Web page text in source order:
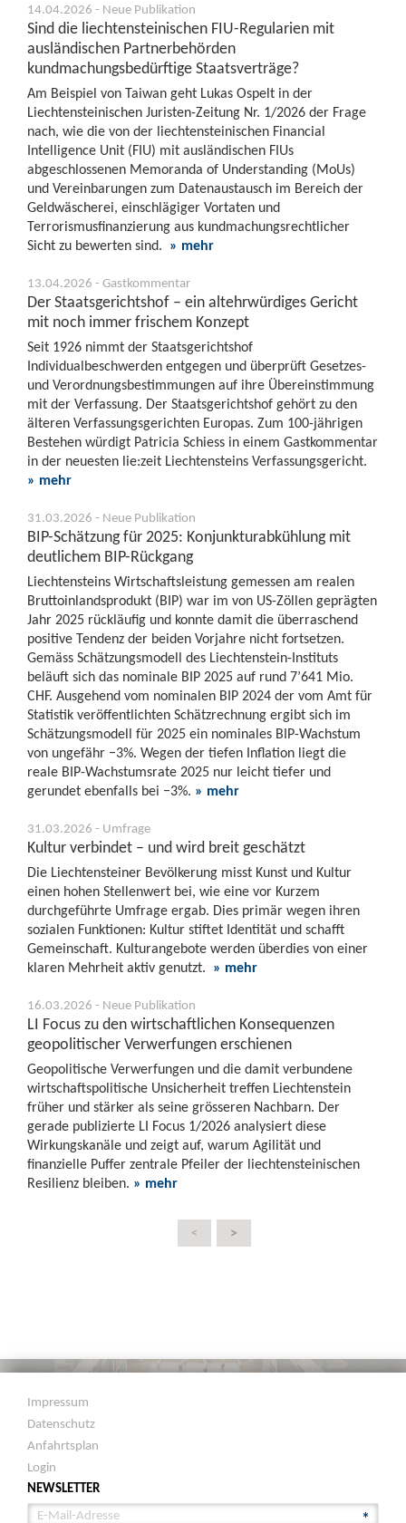
14.04.2026 - Neue Publikation
Sind die liechtensteinischen FIU-Regularien mit
ausländischen Partnerbehörden
kundmachungsbedürftige Staatsverträge?
Am Beispiel von Taiwan geht Lukas Ospelt in der
Liechtensteinischen Juristen-Zeitung Nr. 1/2026 der Frage
nach, wie die von der liechtensteinischen Financial
Intelligence Unit (FIU) mit ausländischen FIUs
abgeschlossenen Memoranda of Understanding (MoUs)
und Vereinbarungen zum Datenaustausch im Bereich der
Geldwäscherei, einschlägiger Vortaten und
Terrorismusfinanzierung aus kundmachungsrechtlicher
Sicht zu bewerten sind. » mehr
13.04.2026 - Gastkommentar
Der Staatsgerichtshof – ein altehrwürdiges Gericht
mit noch immer frischem Konzept
Seit 1926 nimmt der Staatsgerichtshof
Individualbeschwerden entgegen und überprüft Gesetzes-
und Verordnungsbestimmungen auf ihre Übereinstimmung
mit der Verfassung. Der Staatsgerichtshof gehört zu den
älteren Verfassungsgerichten Europas. Zum 100-jährigen
Bestehen würdigt Patricia Schiess in einem Gastkommentar
in der neuesten lie:zeit Liechtensteins Verfassungsgericht.
» mehr
31.03.2026 - Neue Publikation
BIP-Schätzung für 2025: Konjunkturabkühlung mit
deutlichem BIP-Rückgang
Liechtensteins Wirtschaftsleistung gemessen am realen
Bruttoinlandsprodukt (BIP) war im von US-Zöllen geprägten
Jahr 2025 rückläufig und konnte damit die überraschend
positive Tendenz der beiden Vorjahre nicht fortsetzen.
Gemäss Schätzungsmodell des Liechtenstein-Instituts
beläuft sich das nominale BIP 2025 auf rund 7’641 Mio.
CHF. Ausgehend vom nominalen BIP 2024 der vom Amt für
Statistik veröffentlichten Schätzrechnung ergibt sich im
Schätzungsmodell für 2025 ein nominales BIP-Wachstum
von ungefähr −3%. Wegen der tiefen Inflation liegt die
reale BIP-Wachstumsrate 2025 nur leicht tiefer und
gerundet ebenfalls bei −3%. » mehr
31.03.2026 - Umfrage
Kultur verbindet – und wird breit geschätzt
Die Liechtensteiner Bevölkerung misst Kunst und Kultur
einen hohen Stellenwert bei, wie eine vor Kurzem
durchgeführte Umfrage ergab. Dies primär wegen ihren
sozialen Funktionen: Kultur stiftet Identität und schafft
Gemeinschaft. Kulturangebote werden überdies von einer
klaren Mehrheit aktiv genutzt. » mehr
16.03.2026 - Neue Publikation
LI Focus zu den wirtschaftlichen Konsequenzen
geopolitischer Verwerfungen erschienen
Geopolitische Verwerfungen und die damit verbundene
wirtschaftspolitische Unsicherheit treffen Liechtenstein
früher und stärker als seine grösseren Nachbarn. Der
gerade publizierte LI Focus 1/2026 analysiert diese
Wirkungskanäle und zeigt auf, warum Agilität und
finanzielle Puffer zentrale Pfeiler der liechtensteinischen
Resilienz bleiben. » mehr
< >
Impressum
Datenschutz
Anfahrtsplan
Login
NEWSLETTER